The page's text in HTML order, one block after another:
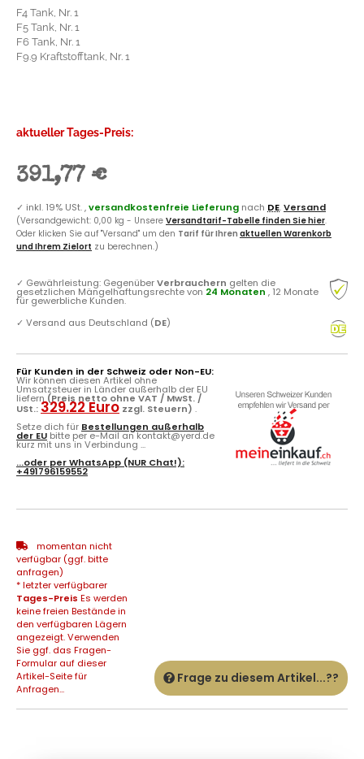
F4 Tank, Nr. 1
F5 Tank, Nr. 1
F6 Tank, Nr. 1
F9.9 Kraftstofftank, Nr. 1
aktueller Tages-Preis:
391,77 €
✓ inkl. 19% USt. ,versandkostenfreie Lieferung nach DE.Versand
(Versandgewicht: 0,00 kg - Unsere Versandtarif-Tabelle finden Sie hier.
Oder klicken Sie auf "Versand" um den Tarif für Ihren aktuellen Warenkorb
und Ihrem Zielort zu berechnen.)
✓ Gewährleistung: GegenüberVerbrauchern gelten die
gesetzlichen Mängelhaftungsrechte von 24 Monaten , 12 Monate
für gewerbliche Kunden.
✓ Versand aus Deutschland (DE)
Für Kunden in der Schweiz oder Non-EU:
Wir können diesen Artikel ohne
Umsatzsteuer in Länder außerhalb der EU
liefern(Preis netto ohne VAT / MwSt. /
USt.: 329.22 Euro zzgl. Steuern) .
Setze dich für Bestellungen außerhalb
der EU bitte per e-Mail an kontakt@yerd.de
kurz mit uns in Verbindung ...
...oder perWhatsApp (NUR Chat!):
+491796159552
momentan nicht
verfügbar (ggf. bitte
anfragen)
* letzter verfügbarer
Tages-Preis Es werden
keine freien Bestände in
den verfügbaren Lägern
angezeigt. Verwenden
Sie ggf. das Fragen-
Formular auf dieser
Artikel-Seite für
Anfragen...
Frage zu diesem Artikel...??